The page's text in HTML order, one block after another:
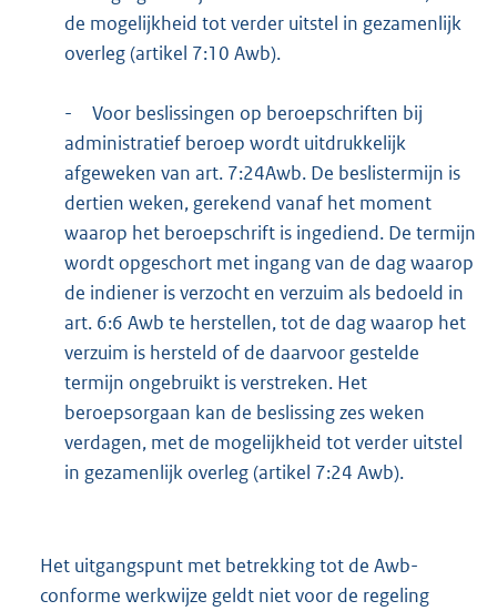
de mogelijkheid tot verder uitstel in gezamenlijk
overleg (artikel 7:10 Awb).
-
Voor beslissingen op beroepschriften bij
administratief beroep wordt uitdrukkelijk
afgeweken van art. 7:24Awb. De beslistermijn is
dertien weken, gerekend vanaf het moment
waarop het beroepschrift is ingediend. De termijn
wordt opgeschort met ingang van de dag waarop
de indiener is verzocht en verzuim als bedoeld in
art. 6:6 Awb te herstellen, tot de dag waarop het
verzuim is hersteld of de daarvoor gestelde
termijn ongebruikt is verstreken. Het
beroepsorgaan kan de beslissing zes weken
verdagen, met de mogelijkheid tot verder uitstel
in gezamenlijk overleg (artikel 7:24 Awb).
Het uitgangspunt met betrekking tot de Awb-
conforme werkwijze geldt niet voor de regeling